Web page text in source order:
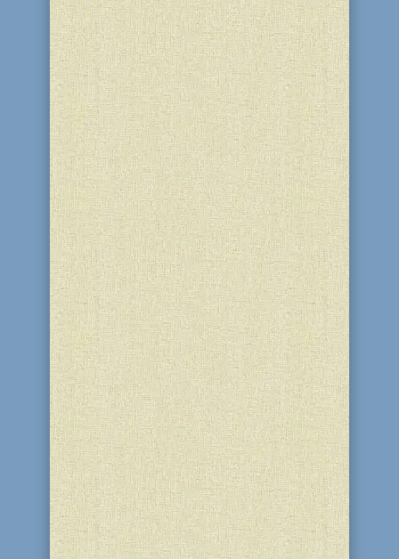
Телекомпания МиС ТВ выпустила
видеорепортаж о праздновании
Хануки в Днепродзержинске
[su_youtube...
10 декабря 2015 еврейский женский
институт «Бейт-Хана» пригласила
девочек старшей школы